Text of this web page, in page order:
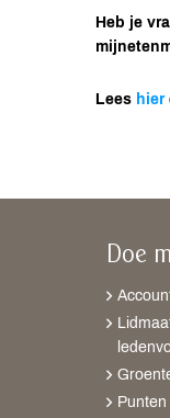
Heb je
Lees hier
Doe